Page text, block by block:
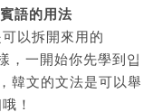
語的用法
以拆開來用的
，一開始你先學到입
韓文的文法是可以舉
！